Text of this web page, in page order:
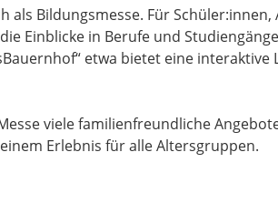
als Bildungsmesse. Für
Einblicke in Berufe und
etwa bietet eine
viele familienfreundliche
Erlebnis für alle Altersgruppen.